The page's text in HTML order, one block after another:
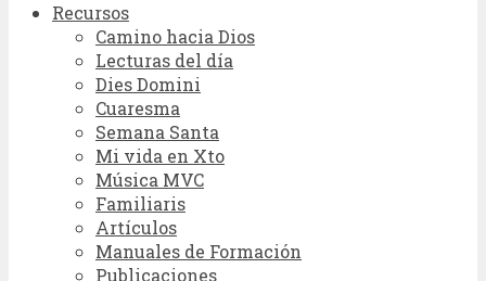
Recursos
Camino hacia Dios
Lecturas del día
Dies Domini
Cuaresma
Semana Santa
Mi vida en Xto
Música MVC
Familiaris
Artículos
Manuales de Formación
Publicaciones